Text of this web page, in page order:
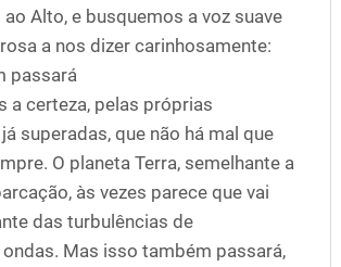
Alto, e busquemos a voz suave
a nos dizer carinhosamente:
passará
a certeza, pelas próprias
superadas, que não há mal que
O planeta Terra, semelhante a
às vezes parece que vai
das turbulências de
Mas isso também passará,